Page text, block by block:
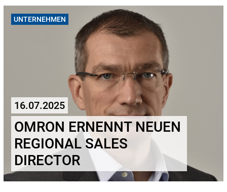
UNTERNEHMEN
16.07.2025
OMRON ERNENNT NEUEN
REGIONAL SALES
DIRECTOR